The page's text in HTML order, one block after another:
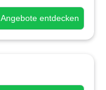
Angebote entdecken